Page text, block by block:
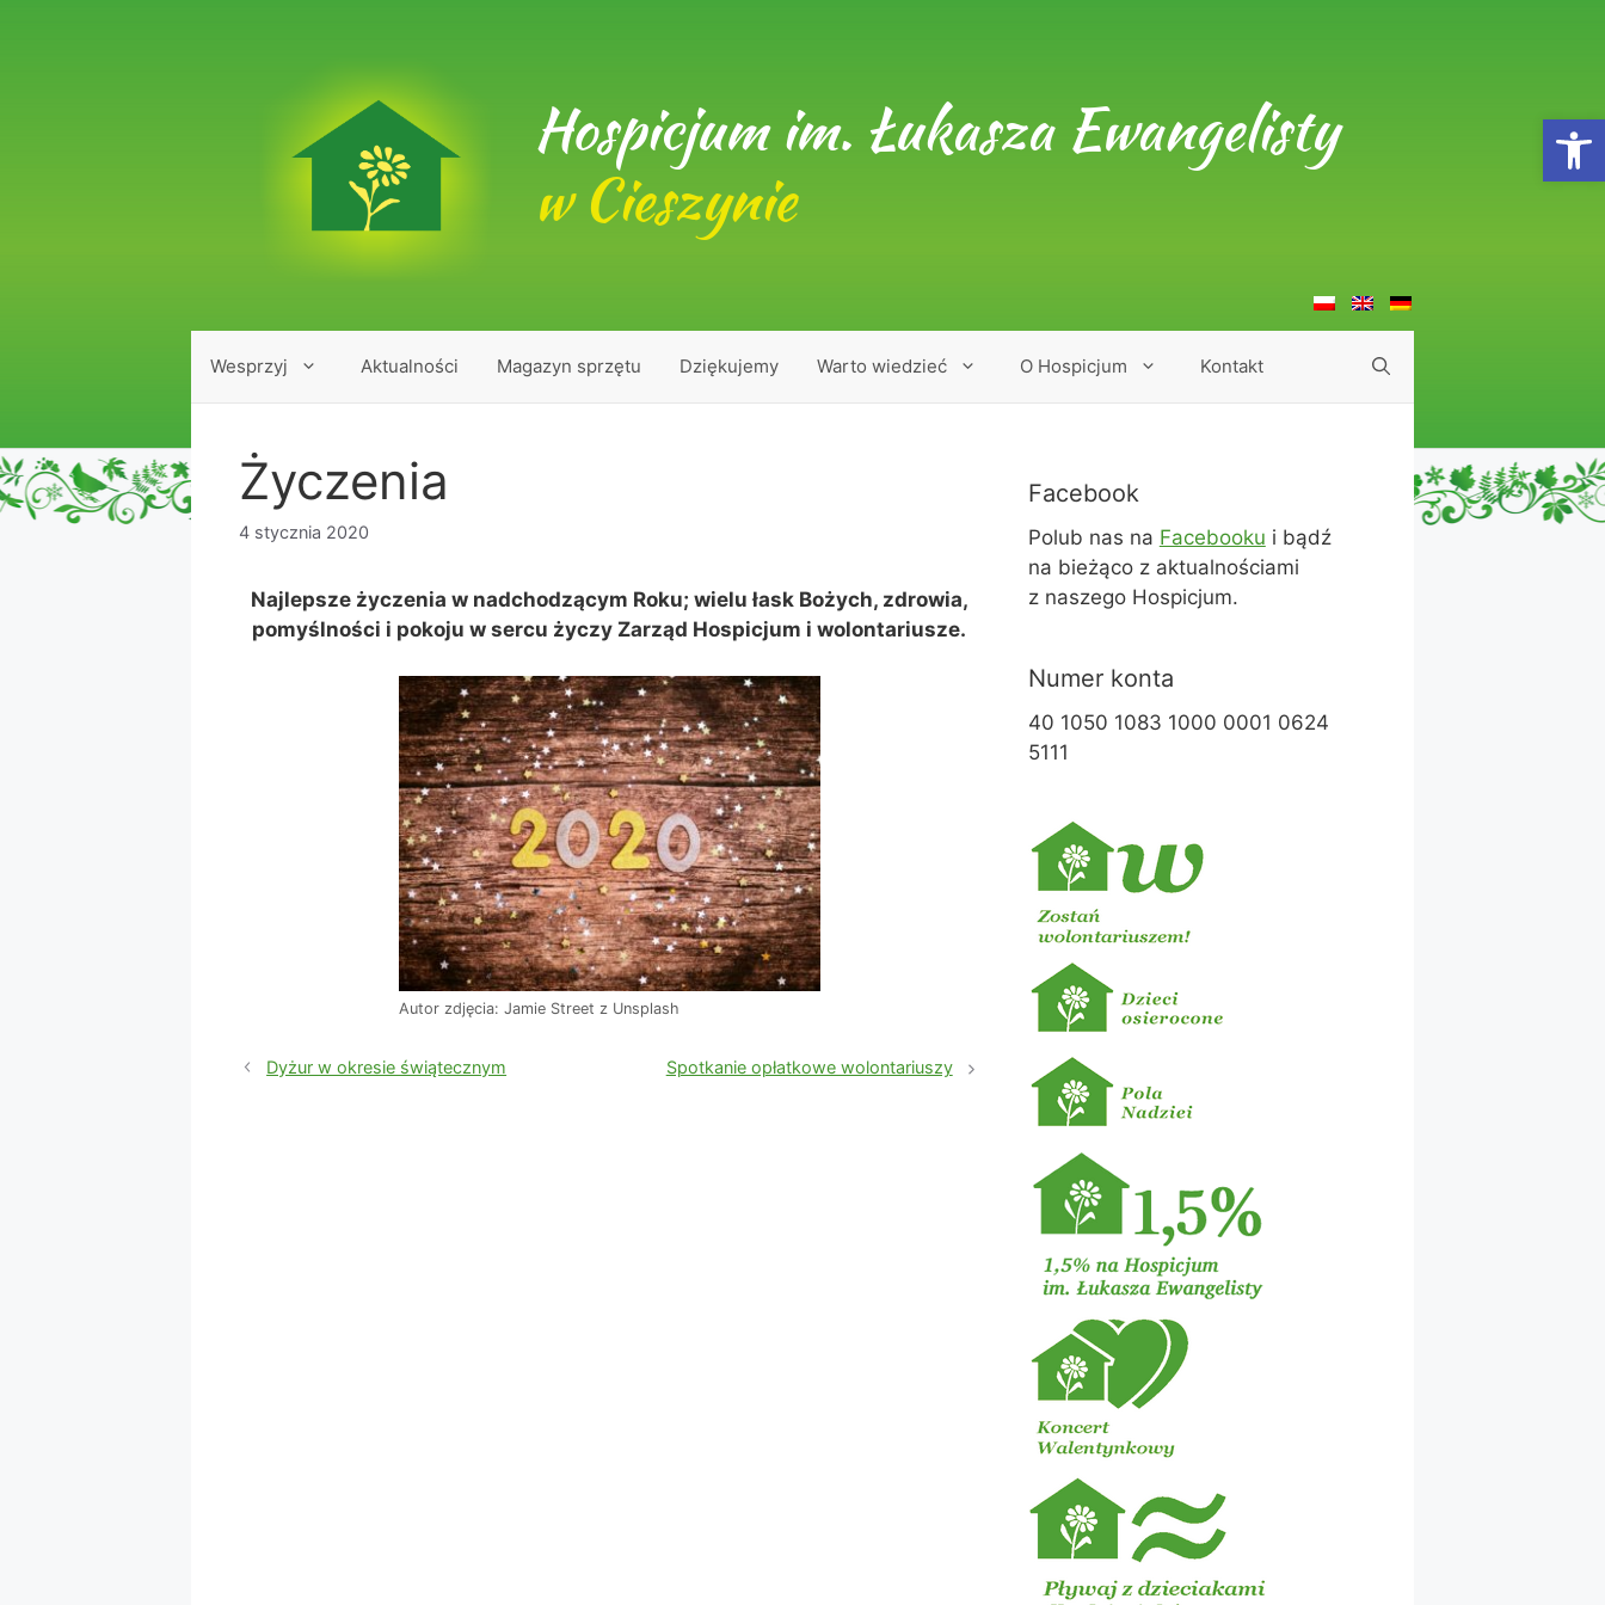
Hospicjum im. Łukasza Ewangelisty
w Cieszynie
Wesprzyj Aktualności Magazyn sprzętu Dziękujemy Warto wiedzieć O Hospicjum Kontakt
Życzenia
4 stycznia 2020
Najlepsze życzenia w nadchodzącym Roku; wielu łask Bożych, zdrowia,
pomyślności i pokoju w sercu życzy Zarząd Hospicjum i wolontariusze.
Autor zdjęcia: Jamie Street z Unsplash
Dyżur w okresie świątecznym Spotkanie opłatkowe wolontariuszy
Facebook
Polub nas na Facebooku i bądź
na bieżąco z aktualnościami
z naszego Hospicjum.
Numer konta
40 1050 1083 1000 0001 0624
5111